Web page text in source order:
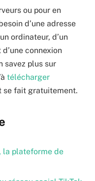
ou pour en
d’une adresse
ordinateur, d’un
connexion
savez plus sur
télécharger
se fait gratuitement.
la plateforme de